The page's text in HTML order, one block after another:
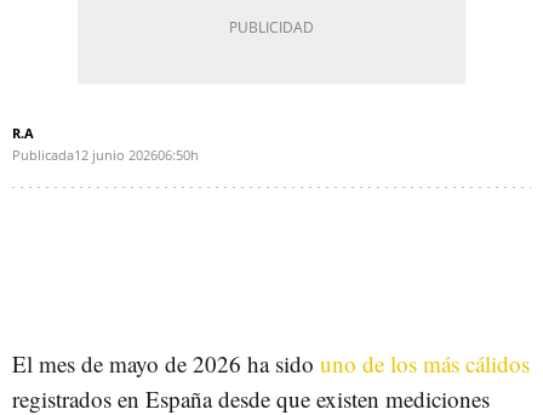
R.A
Publicada12 junio 202606:50h
El mes de mayo de 2026 ha sido uno de los más cálidos
registrados en España desde que existen mediciones